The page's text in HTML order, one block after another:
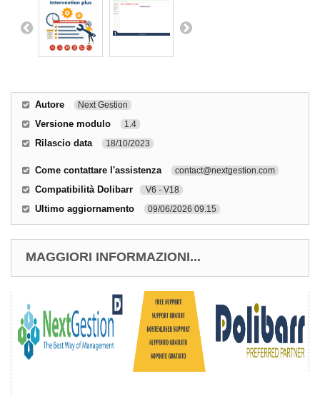
Autore Next Gestion
Versione modulo 1.4
Rilascio data 18/10/2023
Come contattare l'assistenza contact@nextgestion.com
Compatibilità Dolibarr V6 - V18
Ultimo aggiornamento 09/06/2026 09.15
MAGGIORI INFORMAZIONI...